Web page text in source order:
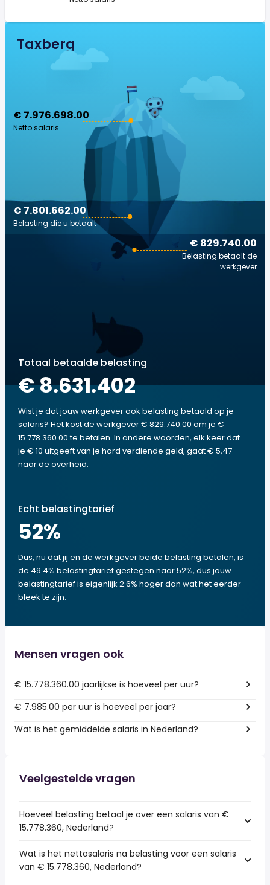
Taxberg
€ 7.976.698.00
Netto salaris
€ 829.740.00
Belasting betaalt de
werkgever
€ 7.801.662.00
Belasting die u betaalt
Totaal betaalde belasting
€ 8.631.402
Wist je dat jouw werkgever ook belasting betaald op je
salaris? Het kost de werkgever € 829.740.00 om je €
15.778.360.00 te betalen. In andere woorden, elk keer dat
je € 10 uitgeeft van je hard verdiende geld, gaat € 5,47
naar de overheid.
Echt belastingtarief
52%
Dus, nu dat jij en de werkgever beide belasting betalen, is
de 49.4% belastingtarief gestegen naar 52%, dus jouw
belastingtarief is eigenlijk 2.6% hoger dan wat het eerder
bleek te zijn.
Mensen vragen ook
€ 15.778.360.00 jaarlijkse is hoeveel per uur?
€ 7.985.00 per uur is hoeveel per jaar?
Wat is het gemiddelde salaris in Nederland?
Veelgestelde vragen
Hoeveel belasting betaal je over een salaris van €
15.778.360, Nederland?
Wat is het nettosalaris na belasting voor een salaris
van € 15.778.360, Nederland?